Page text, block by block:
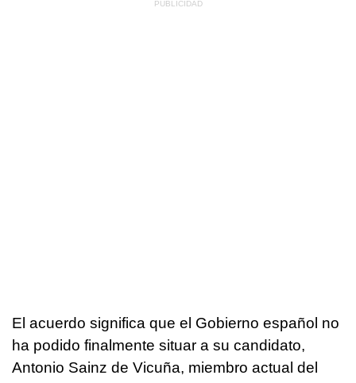
El acuerdo significa que el Gobierno español no
ha podido finalmente situar a su candidato,
Antonio Sainz de Vicuña, miembro actual del